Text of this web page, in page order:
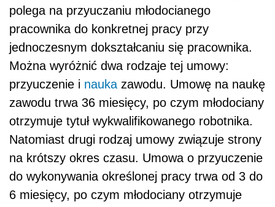
polega na przyuczaniu młodocianego
pracownika do konkretnej pracy przy
jednoczesnym dokształcaniu się pracownika.
Można wyróżnić dwa rodzaje tej umowy:
przyuczenie i naukazawodu. Umowę na naukę
zawodu trwa 36 miesięcy, po czym młodociany
otrzymuje tytuł wykwalifikowanego robotnika.
Natomiast drugi rodzaj umowy związuje strony
na krótszy okres czasu. Umowa o przyuczenie
do wykonywania określonej pracy trwa od 3 do
6 miesięcy, po czym młodociany otrzymuje